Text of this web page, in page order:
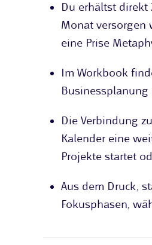
Du erhältst direkt
Monat versorgen
eine Prise
Im Workbook
Businessplanung
Die Verbindung
Kalender eine
Projekte startet
Aus dem Druck,
Fokusphasen,